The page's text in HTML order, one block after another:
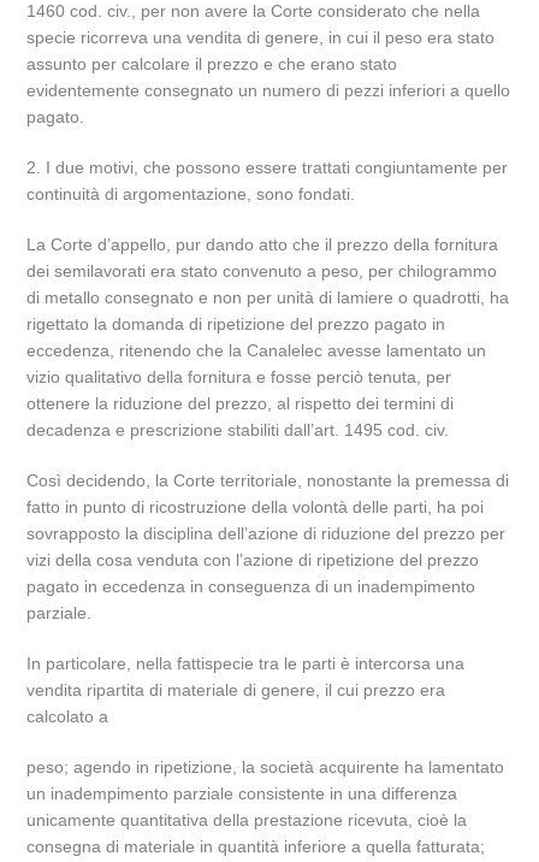
1460 cod. civ., per non avere la Corte considerato che nella
specie ricorreva una vendita di genere, in cui il peso era stato
assunto per calcolare il prezzo e che erano stato
evidentemente consegnato un numero di pezzi inferiori a quello
pagato.
2. I due motivi, che possono essere trattati congiuntamente per
continuità di argomentazione, sono fondati.
La Corte d’appello, pur dando atto che il prezzo della fornitura
dei semilavorati era stato convenuto a peso, per chilogrammo
di metallo consegnato e non per unità di lamiere o quadrotti, ha
rigettato la domanda di ripetizione del prezzo pagato in
eccedenza, ritenendo che la Canalelec avesse lamentato un
vizio qualitativo della fornitura e fosse perciò tenuta, per
ottenere la riduzione del prezzo, al rispetto dei termini di
decadenza e prescrizione stabiliti dall’art. 1495 cod. civ.
Così decidendo, la Corte territoriale, nonostante la premessa di
fatto in punto di ricostruzione della volontà delle parti, ha poi
sovrapposto la disciplina dell’azione di riduzione del prezzo per
vizi della cosa venduta con l’azione di ripetizione del prezzo
pagato in eccedenza in conseguenza di un inadempimento
parziale.
In particolare, nella fattispecie tra le parti è intercorsa una
vendita ripartita di materiale di genere, il cui prezzo era
calcolato a
peso; agendo in ripetizione, la società acquirente ha lamentato
un inadempimento parziale consistente in una differenza
unicamente quantitativa della prestazione ricevuta, cioè la
consegna di materiale in quantità inferiore a quella fatturata;